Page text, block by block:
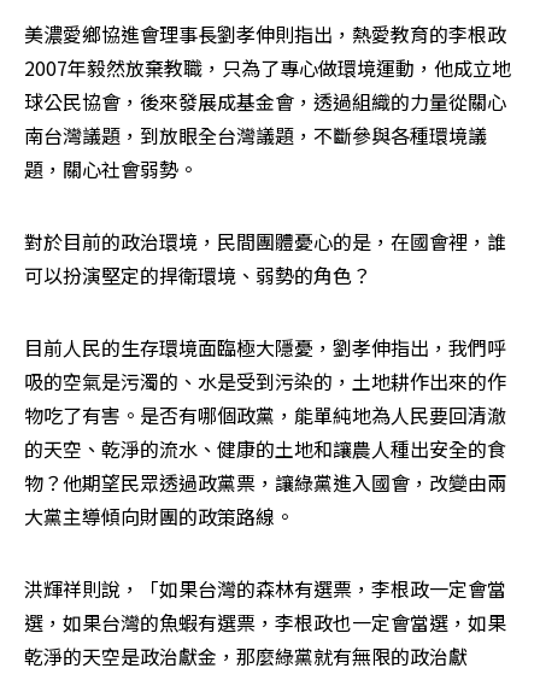
美濃愛鄉協進會理事長劉孝伸則指出，熱愛教育的李根政
2007年毅然放棄教職，只為了專心做環境運動，他成立地
球公民協會，後來發展成基金會，透過組織的力量從關心
南台灣議題，到放眼全台灣議題，不斷參與各種環境議
題，關心社會弱勢。
對於目前的政治環境，民間團體憂心的是，在國會裡，誰
可以扮演堅定的捍衛環境、弱勢的角色？
目前人民的生存環境面臨極大隱憂，劉孝伸指出，我們呼
吸的空氣是污濁的、水是受到污染的，土地耕作出來的作
物吃了有害。是否有哪個政黨，能單純地為人民要回清澈
的天空、乾淨的流水、健康的土地和讓農人種出安全的食
物？他期望民眾透過政黨票，讓綠黨進入國會，改變由兩
大黨主導傾向財團的政策路線。
洪輝祥則說，「如果台灣的森林有選票，李根政一定會當
選，如果台灣的魚蝦有選票，李根政也一定會當選，如果
乾淨的天空是政治獻金，那麼綠黨就有無限的政治獻